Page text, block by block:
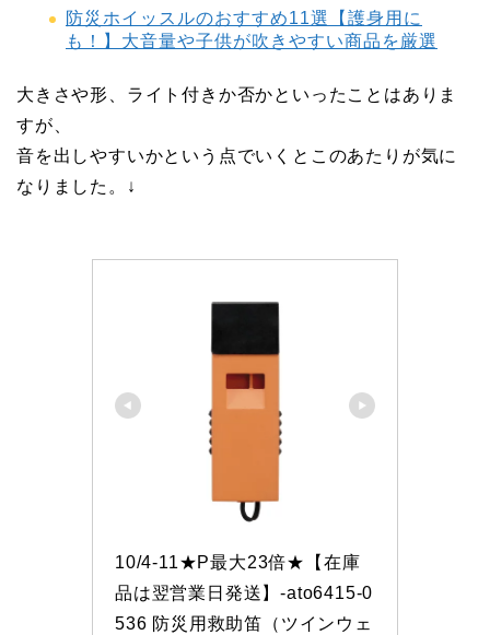
防災ホイッスルのおすすめ11選【護身用に
も！】大音量や子供が吹きやすい商品を厳選
大きさや形、ライト付きか否かといったことはありま
すが、
音を出しやすいかという点でいくとこのあたりが気に
なりました。↓
10/4-11★P最大23倍★【在庫
品は翌営業日発送】-ato6415-0
536 防災用救助笛（ツインウェ